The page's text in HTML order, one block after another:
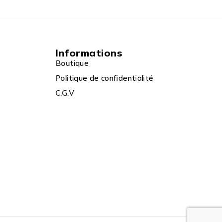
Informations
Boutique
Politique de confidentialité
C.G.V